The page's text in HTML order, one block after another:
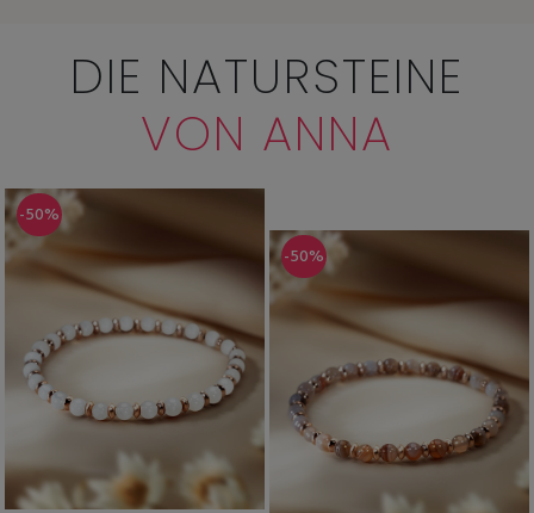
DIE NATURSTEINE
VON ANNA
-50%
-50%